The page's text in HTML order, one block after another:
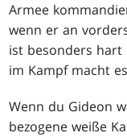
Armee
wenn er an
ist besonders hart
im Kampf macht
Wenn du Gideon
bezogene weiße